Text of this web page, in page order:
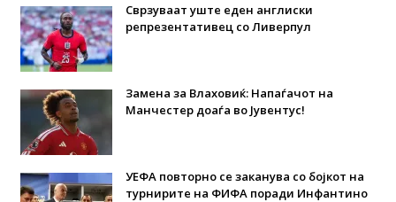
Сврзуваат уште еден англиски
репрезентативец со Ливерпул
Замена за Влаховиќ: Напаѓачот на
Манчестер доаѓа во Јувентус!
УЕФА повторно се заканува со бојкот на
турнирите на ФИФА поради Инфантино